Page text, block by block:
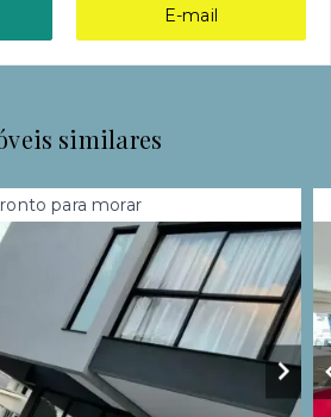
E-mail
similares
para morar